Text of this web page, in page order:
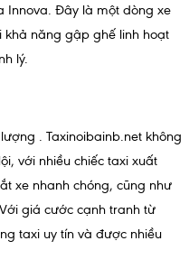
Innova. Đây là một dòng xe
khả năng gập ghế linh hoạt
lý.
. Taxinoibainb.net không
với nhiều chiếc taxi xuất
xe nhanh chóng, cũng như
giá cước cạnh tranh từ
taxi uy tín và được nhiều